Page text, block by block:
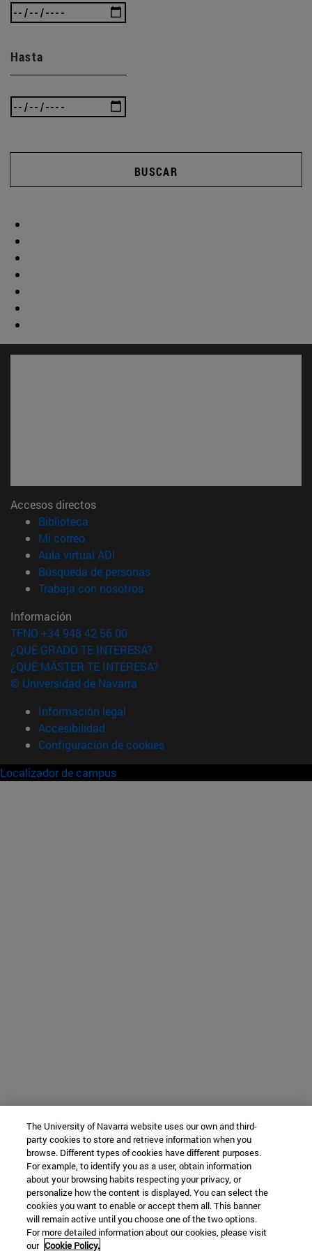
Hasta
BUSCAR
Accesos directos
Biblioteca
Mi correo(abre en nueva ventana)
Aula virtual ADI
Búsqueda de personas(abre en nueva ventana)
Trabaja con nosotros(abre en nueva ventana)
Información
TFNO +34 948 42 56 00
¿QUÉ GRADO TE INTERESA?
¿QUÉ MÁSTER TE INTERESA?
© Universidad de Navarra
Información legal
Accesibilidad
Configuración de cookies
Localizador de campus
The University of Navarra website uses our own and third-
party cookies to store and retrieve information when you
browse. Different types of cookies have different purposes.
For example, to identify you as a user, obtain information
about your browsing habits respecting your privacy, or
personalize how the content is displayed. You can select the
cookies you want to enable or accept them all. This banner
will remain active until you choose one of the two options.
For more detailed information about our cookies, please visit
our Cookie Policy.